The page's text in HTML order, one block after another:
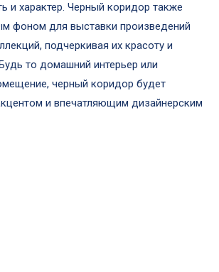
и характер. Черный коридор также
фоном для выставки произведений
подчеркивая их красоту и
то домашний интерьер или
черный коридор будет
и впечатляющим дизайнерским